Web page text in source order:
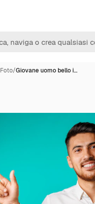
Foto/Giovane uomo bello i…